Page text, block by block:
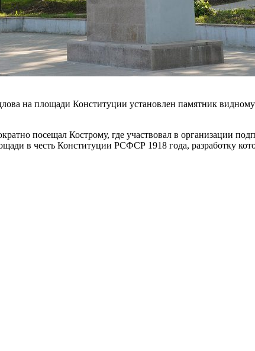
на площади Конституции установлен памятник
посещал Кострому, где участвовал в организации
в честь Конституции РСФСР 1918 года, разработку